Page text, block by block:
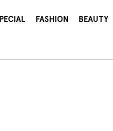
FASHION BEAUTY